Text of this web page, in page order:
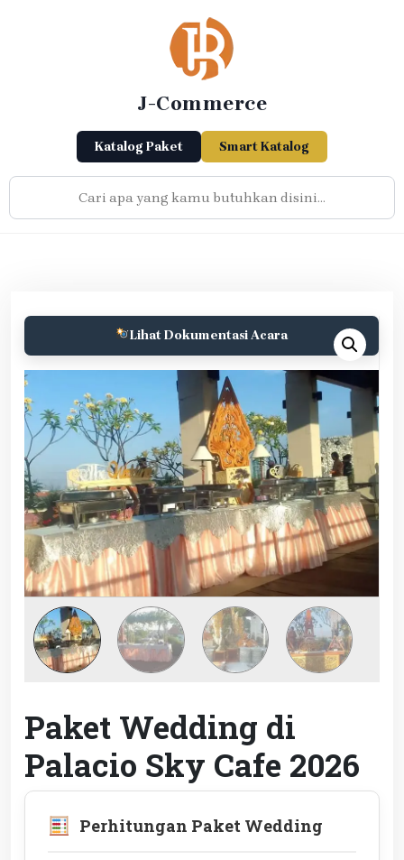
J-Commerce
Katalog Paket Smart Katalog
Lihat Dokumentasi Acara
Paket Wedding di
Palacio Sky Cafe 2026
Perhitungan Paket Wedding